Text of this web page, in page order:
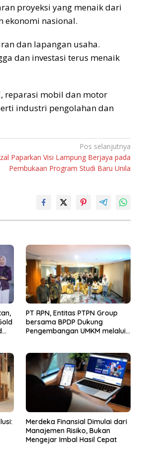
proyeksi yang menaik dari
ekonomi nasional.
dan lapangan usaha.
dan investasi terus menaik
reparasi mobil dan motor
industri pengolahan dan
Pos selanjutnya
Paparkan Visi Lampung Berjaya pada
Pembukaan Program Studi Baru Unila
PT RPN, Entitas PTPN Group
bersama BPDP Dukung
Pengembangan UMKM melalui
Merdeka Finansial Dimulai dari
Manajemen Risiko, Bukan
Mengejar Imbal Hasil Cepat